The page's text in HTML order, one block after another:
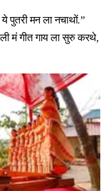
मन ला नचाथों.”
मं गीत गाय ला सुरु करथे,